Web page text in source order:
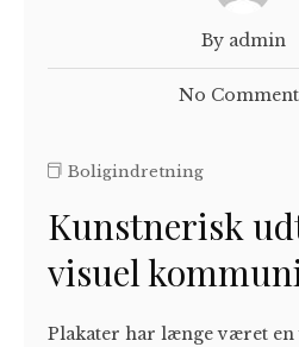
By admin
No
Boligindretning
Kunstnerisk
visuel
Plakater har længe været en